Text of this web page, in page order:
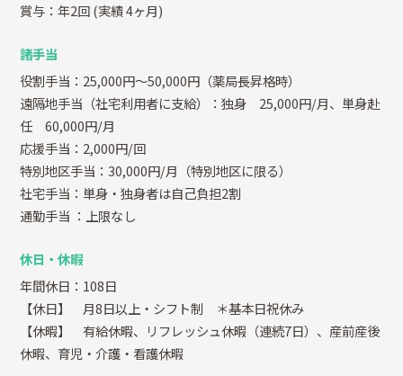
賞与：年2回(実績 4ヶ月)
諸手当
役割手当：25,000円～50,000円（薬局長昇格時）
遠隔地手当（社宅利用者に支給）：独身 25,000円/月、単身赴
任 60,000円/月
応援手当：2,000円/回
特別地区手当：30,000円/月（特別地区に限る）
社宅手当：単身・独身者は自己負担2割
通勤手当 ：上限なし
休日・休暇
年間休日：108日
【休日】 月8日以上・シフト制 ＊基本日祝休み
【休暇】 有給休暇、リフレッシュ休暇（連続7日）、産前産後
休暇、育児・介護・看護休暇